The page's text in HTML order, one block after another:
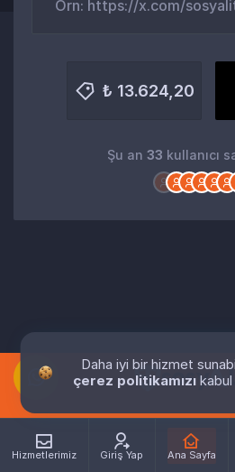
Hizmetlerimiz Giriş Yap Ana Sayfa
₺ 13.624,20
Şu an 33 kullanıcı
Daha iyi bir hizmet
çerez politikamızı